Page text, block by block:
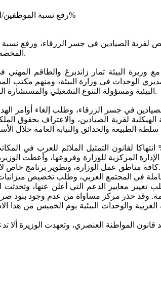
رفع نسبة الموظفين/ات العرب في وزارة البيئة حيث لا تتجاوز النسبة حاليا ال 7%
المخصصة للوحدات والجمعيات البيئية الناشطة في المجتمع العربي.
البيئة تمار زاندبرغ والطاقم المهني
الوحدات في وزارة البيئة، ومنهم مكتب
البيئية ومسؤولة التنوع التشغيلي والمستشارة المهنية للوزارة التي تركز عملها امام سلطة الطبيعة والحدائق.
في جسر الزرقاء، وطلب إلغاء أوامر
يوم 19.1.2022. وطلب المركز إقرار الخارطة الهيكلية لقرية
تشغيل العرب في مكاتب الوزارة، اعتبر مركز مساواة النسبة الحالية التي لا تتجاوز
المركزية للوزارة وفروعها، وأعطت
كافة مناطق عمل الوزارة، وتطوير برنامج خاص لاستيعاب موظفين عرب في المناقصات التي تنشرها الوزارة.
في المجتمع العربي، وطلب تخصيص ميزانيات
والوحدات البيئية يوم الخميس من